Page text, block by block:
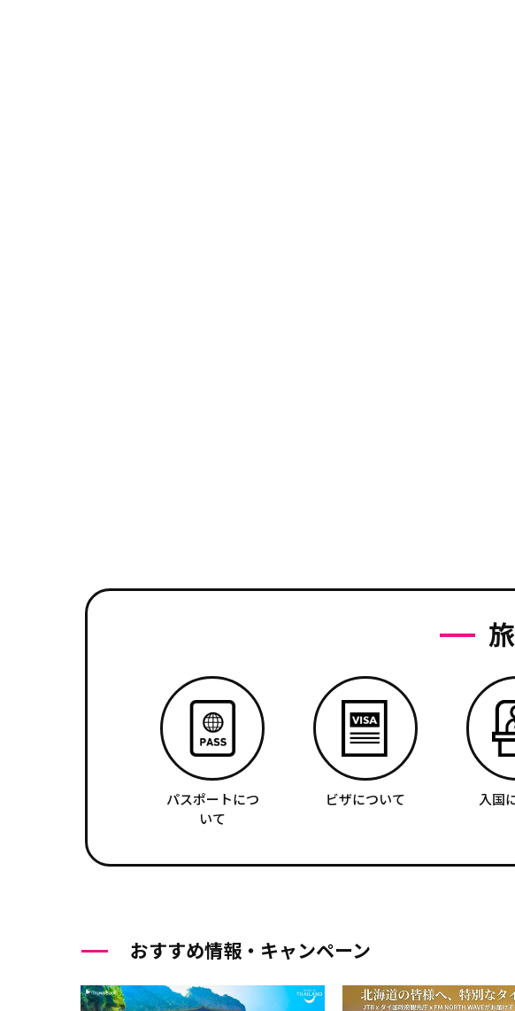
パスポートにつ
いて
ビザについて 入国
おすすめ情報・キャンペーン